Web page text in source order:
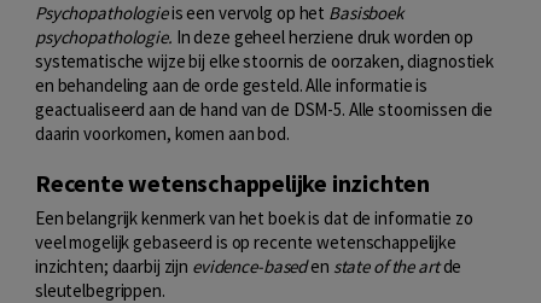
Psychopathologieis een vervolg op het Basisboek
psychopathologie. In deze geheel herziene druk worden op
systematische wijze bij elke stoornis de oorzaken, diagnostiek
en behandeling aan de orde gesteld. Alle informatie is
geactualiseerd aan de hand van de DSM-5. Alle stoornissen die
daarin voorkomen, komen aan bod.
Recente wetenschappelijke inzichten
Een belangrijk kenmerk van het boek is dat de informatie zo
veel mogelijk gebaseerd is op recente wetenschappelijke
inzichten; daarbij zijn evidence-baseden state of the artde
sleutelbegrippen.